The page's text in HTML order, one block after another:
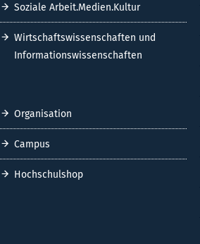
Soziale Arbeit.Medien.Kultur
Wirtschaftswissenschaften und
Informationswissenschaften
Organisation
Campus
Hochschulshop